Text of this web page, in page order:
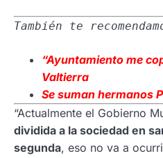
También te
“Ayuntamiento me
Valtierra
Se suman hermanos
“Actualmente el Gobierno
dividida a la sociedad en
segunda, eso no va a